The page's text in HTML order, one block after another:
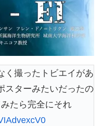
く撮ったトビエイがあ
スターみたいだったの
たら完全にそれ